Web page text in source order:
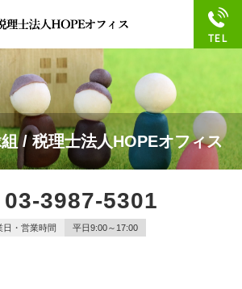
/ 税理士法人HOPEオフィス
03-3987-5301
日・営業時間 平日9:00～17:00